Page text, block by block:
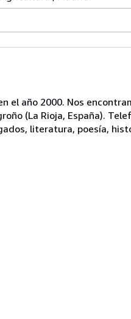
en el año 2000. Nos
(La Rioja, España).
literatura, poesía,